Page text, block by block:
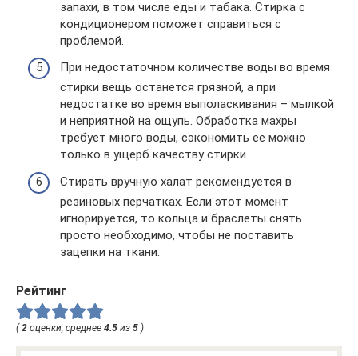
запахи, в том числе еды и табака. Стирка с
кондиционером поможет справиться с
проблемой.
При недостаточном количестве воды во время
стирки вещь останется грязной, а при
недостатке во время выполаскивания – мылкой
и неприятной на ощупь. Обработка махры
требует много воды, сэкономить ее можно
только в ущерб качеству стирки.
Стирать вручную халат рекомендуется в
резиновых перчатках. Если этот момент
игнорируется, то кольца и браслеты снять
просто необходимо, чтобы не поставить
зацепки на ткани.
Рейтинг
( 2 оценки, среднее 4.5 из 5 )